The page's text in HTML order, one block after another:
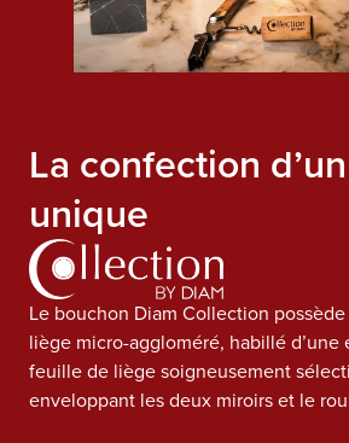
La confection
unique
Le bouchon Diam Collection
liège micro-aggloméré, habillé
feuille de liège soigneusement
enveloppant les deux miroirs et le